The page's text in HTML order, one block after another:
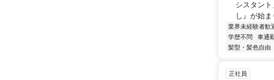
シスタン
し』が始
業界未経験者歓
学歴不問
車通
髪型・髪色自由
正社員